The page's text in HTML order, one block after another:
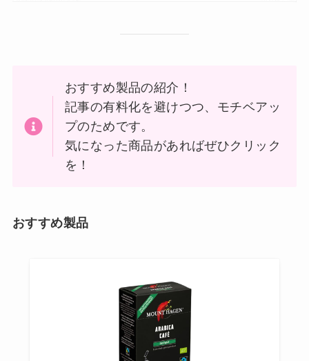
おすすめ製品の紹介！
記事の有料化を避けつつ、モチベアッ
プのためです。
気になった商品があればぜひクリック
を！
おすすめ製品